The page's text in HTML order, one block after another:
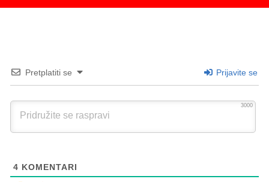
Pretplatiti se Prijavite se
3000
4 KOMENTARI